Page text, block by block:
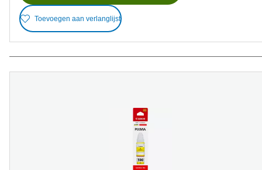
Toevoegen aan verlanglijst